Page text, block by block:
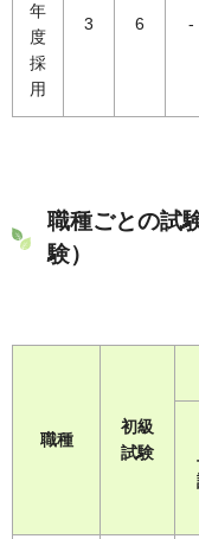
年
度
採
用
3 6 -
職種ごとの試
験）
職種
初級
試験